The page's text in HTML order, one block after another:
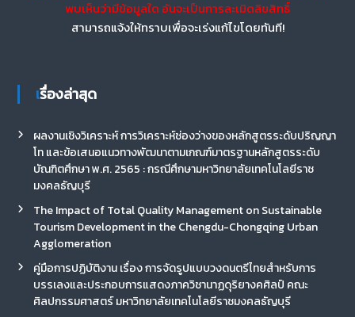
พบเห็นว่ามีข้อมูลใด อันจะเป็นการละเมิดลิขสิทธิ์
สามารถแจ้งให้ทราบเพื่อจะเร่งแก้ไขโดยทันที!
เรื่องล่าสุด
ผลงานเชิงวิเคราะห์ การวิเคราะห์ช่องว่างของหลักสูตรระดับปริญญา
โท และข้อเสนอแนวทางพัฒนาตามเกณฑ์มาตรฐานหลักสูตรระดับ
บัณฑิตศึกษา พ.ศ. 2565 : กรณีศึกษามหาวิทยาลัยเทคโนโลยีราช
มงคลธัญบุรี
The Impact of Total Quality Management on Sustainable
Tourism Development in the Chengdu-Chongqing Urban
Agglomeration
คู่มือการปฏิบัติงาน เรื่อง การจัดรูปแบบวงดนตรีไทยสำหรับการ
บรรเลงและประกอบการแสดงภาควิชานาฏดุริยางคศิลป์ คณะ
ศิลปกรรมศาสตร์ มหาวิทยาลัยเทคโนโลยีราชมงคลธัญบุรี